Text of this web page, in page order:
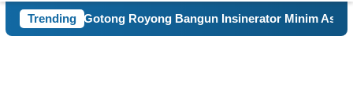
Trending
Gotong Royong Bangun Insinerator Minim Asap